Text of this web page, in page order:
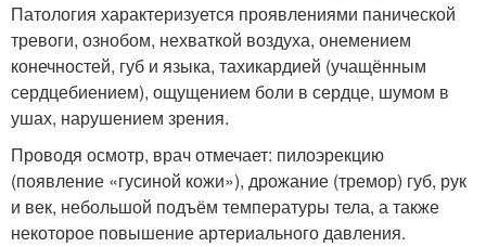
Патология характеризуется проявлениями панической
тревоги, ознобом, нехваткой воздуха, онемением
конечностей, губ и языка, тахикардией (учащённым
сердцебиением), ощущением боли в сердце, шумом в
ушах, нарушением зрения.
Проводя осмотр, врач отмечает: пилоэрекцию
(появление «гусиной кожи»), дрожание (тремор) губ, рук
и век, небольшой подъём температуры тела, а также
некоторое повышение артериального давления.